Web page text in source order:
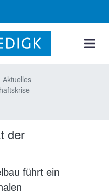
Aktuelles
der
führt ein